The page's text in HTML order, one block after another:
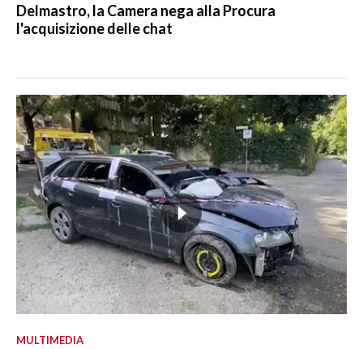
Delmastro, la Camera nega alla Procura
l'acquisizione delle chat
MULTIMEDIA